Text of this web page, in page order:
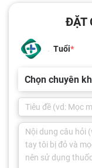
ĐẶT
Tuổi
Chọn chuyên